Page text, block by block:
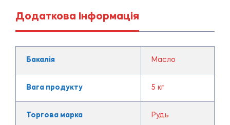
Додаткова Інформація
Бакалія Масло
Вага продукту 5 кг
Торгова марка Рудь